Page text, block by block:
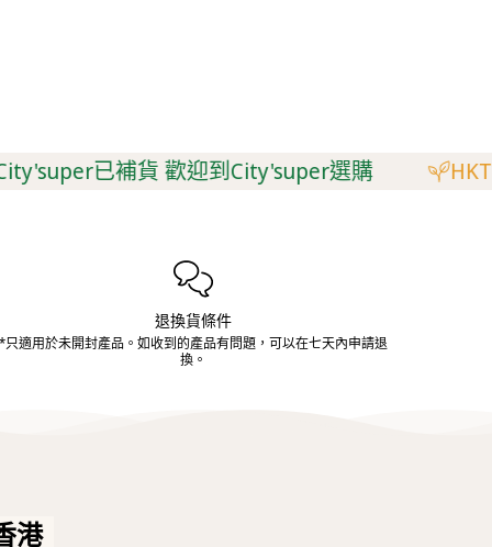
已補貨 歡迎到City'super選購
退換貨條件
*只適用於未開封產品。如收到的產品有問題，可以在七天內申請退
換。
港